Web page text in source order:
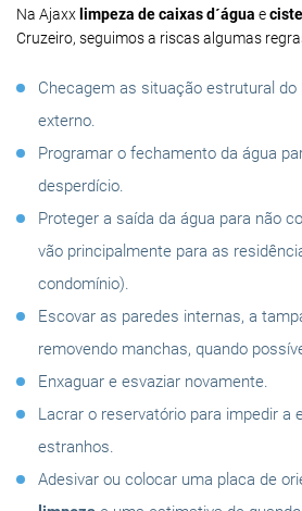
Na Ajaxx limpeza de caixas d´água e
Cruzeiro, seguimos a riscas algumas
Checagem as situação estrutural
externo.
Programar o fechamento da água
desperdício.
Proteger a saída da água para não
vão principalmente para as
condomínio).
Escovar as paredes internas, a
removendo manchas, quando
Enxaguar e esvaziar novamente.
Lacrar o reservatório para impedir a
estranhos.
Adesivar ou colocar uma placa de